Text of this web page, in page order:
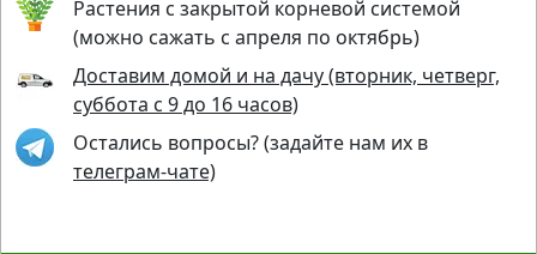
Растения с закрытой корневой системой
(можно сажать с апреля по октябрь)
Доставим домой и на дачу (вторник, четверг,
суббота с 9 до 16 часов)
Остались вопросы? (задайте нам их в
телеграм-чате)